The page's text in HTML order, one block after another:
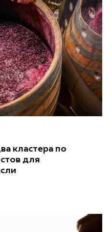
кластера по
для